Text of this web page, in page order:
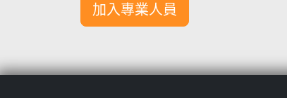
加入專業人員